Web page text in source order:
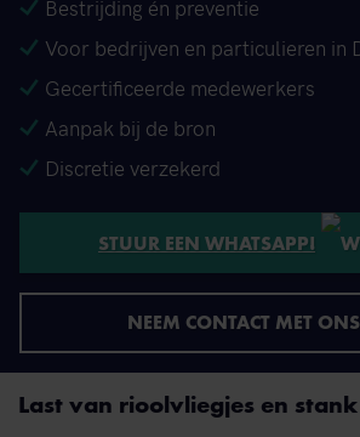
Bestrijding én preventie
Voor bedrijven en particulieren in
Gecertificeerde medewerkers
Aanpak bij de bron
Discretie verzekerd
STUUR EEN WHATSAPP!
NEEM CONTACT MET
Last van rioolvliegjes en stank